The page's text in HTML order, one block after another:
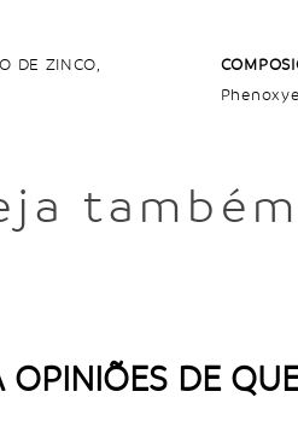
DE ZINCO,
OPINIÕES DE